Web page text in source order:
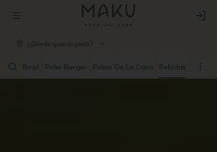
Abrir menu de navegación Login
¿Dónde quieres pedir?
Poke Bowl Poke Burger Pokes De La Casa Bebidas